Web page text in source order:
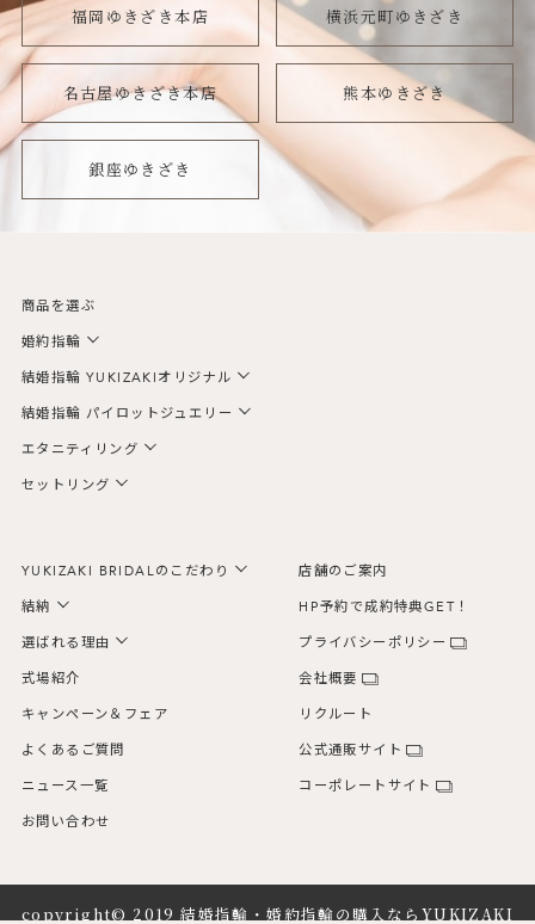
福岡ゆきざき本店 横浜元町ゆきざき
名古屋ゆきざき本店 熊本ゆきざき
銀座ゆきざき
商品を選ぶ
婚約指輪
結婚指輪 YUKIZAKIオリジナル
結婚指輪 パイロットジュエリー
エタニティリング
セットリング
YUKIZAKI BRIDALのこだわり
結納
選ばれる理由
式場紹介
キャンペーン＆フェア
よくあるご質問
ニュース一覧
お問い合わせ
店舗のご案内
HP予約で成約特典GET！
プライバシーポリシー
会社概要
リクルート
公式通販サイト
コーポレートサイト
copyright© 2019結婚指輪・婚約指輪の購入ならYUKIZAKI